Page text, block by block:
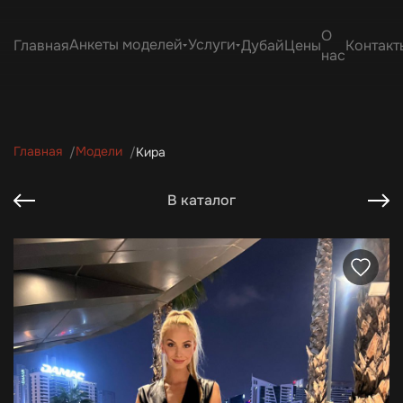
ГлавнаяАнкеты моделей Услуги ДубайЦены
О
нас
Главная Модели Кира
В каталог